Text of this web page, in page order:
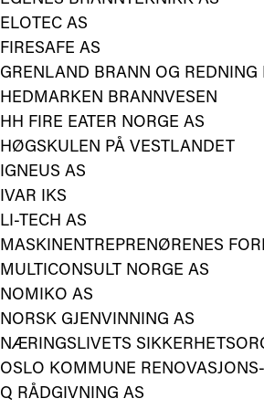
ELOTEC AS
FIRESAFE AS
GRENLAND BRANN OG REDNING
HEDMARKEN BRANNVESEN
HH FIRE EATER NORGE AS
HØGSKULEN PÅ VESTLANDET
IGNEUS AS
IVAR IKS
LI-TECH AS
MASKINENTREPRENØRENES
MULTICONSULT NORGE AS
NOMIKO AS
NORSK GJENVINNING AS
NÆRINGSLIVETS
OSLO KOMMUNE
Q RÅDGIVNING AS